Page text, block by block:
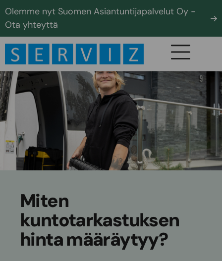
Olemme nyt Suomen Asiantuntijapalvelut Oy -
Ota yhteyttä
Miten
kuntotarkastuksen
hinta määräytyy?